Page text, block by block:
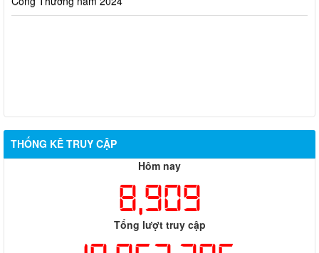
THỐNG KÊ TRUY CẬP
Hôm nay
8,909
Tổng lượt truy cập